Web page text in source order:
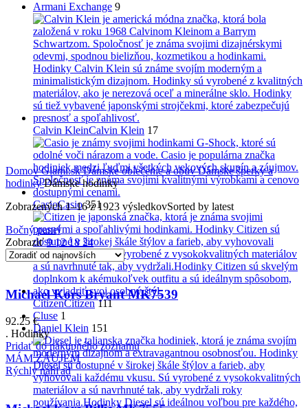
Armani Exchange 9
Calvin KleinCalvin Klein 17
CasioCasio 351
CitizenCitizen 111
Cluse 1
Daniel Klein 151
DomovGlami.skDámske oblečenie a obuvDámske šperky a
hodinkyDámske hodinky
Zobrazených 1–16 z 1923 výsledkovSorted by latest
Bočný panel
Zobraziť91218 24
Michael Kors Bryant MK7539
92.25 €
. Hodinky
Pridať do nákupného zoznamu
MÁM ZÁUJEM
Rýchly náhľad